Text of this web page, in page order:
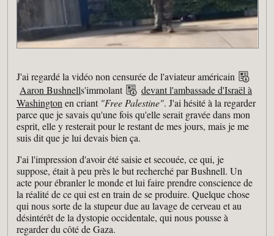
J'ai regardé la vidéo non censurée de l'aviateur américain
Aaron Bushnells'immolant
devant l'ambassade d'Israël à
Washington en criant "Free Palestine". J'ai hésité à la regarder
parce que je savais qu'une fois qu'elle serait gravée dans mon
esprit, elle y resterait pour le restant de mes jours, mais je me
suis dit que je lui devais bien ça.
J'ai l'impression d'avoir été saisie et secouée, ce qui, je
suppose, était à peu près le but recherché par Bushnell. Un
acte pour ébranler le monde et lui faire prendre conscience de
la réalité de ce qui est en train de se produire. Quelque chose
qui nous sorte de la stupeur due au lavage de cerveau et au
désintérêt de la dystopie occidentale, qui nous pousse à
regarder du côté de Gaza.